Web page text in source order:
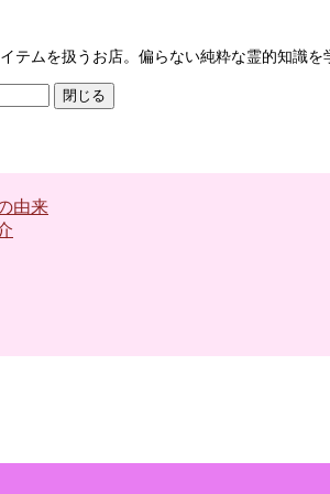
テムを扱うお店。偏らない純粋な霊的知識を
閉じる
由来